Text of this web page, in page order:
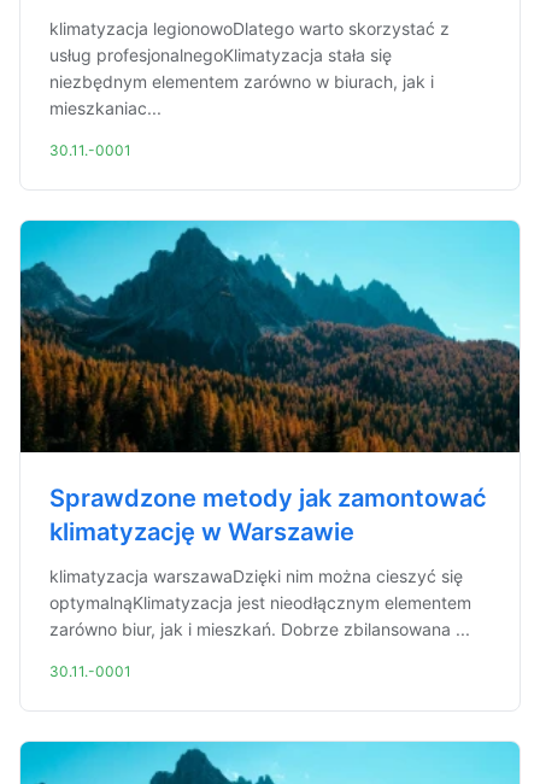
klimatyzacja legionowoDlatego warto skorzystać z
usług profesjonalnegoKlimatyzacja stała się
niezbędnym elementem zarówno w biurach, jak i
mieszkaniac...
30.11.-0001
Sprawdzone metody jak zamontować
klimatyzację w Warszawie
klimatyzacja warszawaDzięki nim można cieszyć się
optymalnąKlimatyzacja jest nieodłącznym elementem
zarówno biur, jak i mieszkań. Dobrze zbilansowana ...
30.11.-0001